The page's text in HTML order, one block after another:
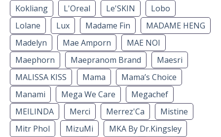
Kokliang
L'Oreal Le'SKIN
Lobo
Lolane
Lux Madame Fin
MADAME HENG
Madelyn
Mae Amporn
MAE NOI
Maephorn
Maepranom Brand
Maesri
MALISSA KISS
Mama
Mama’s Choice
Manami
Mega We Care
Megachef
MEILINDA
Merci Merrez'Ca
Mistine
Mitr Phol
MizuMi
MKA By Dr.Kingsley